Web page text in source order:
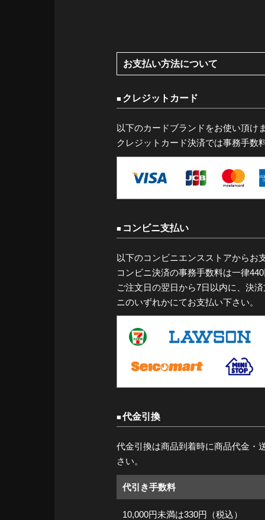
お支払い方法について
クレジットカード
以下のカードブランドをお使い頂け
クレジットカード決済では事務手数
コンビニ支払い
以下のコンビニエンスストアからお
コンビニ決済の事務手数料は一律
ご注文日の翌日から7日以内に、決
ニのいずれかにてお支払い下さい。
代金引換
代金引換は商品到着時に商品代金・
さい。
代引き手数料
10,000円未満は330円（税込）